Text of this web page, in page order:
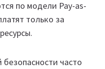
по модели Pay-as-
только за
часто